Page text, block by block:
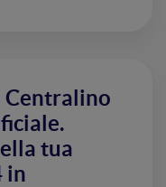
Centralino
tua
in